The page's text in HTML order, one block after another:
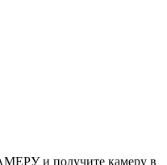
и получите камеру в